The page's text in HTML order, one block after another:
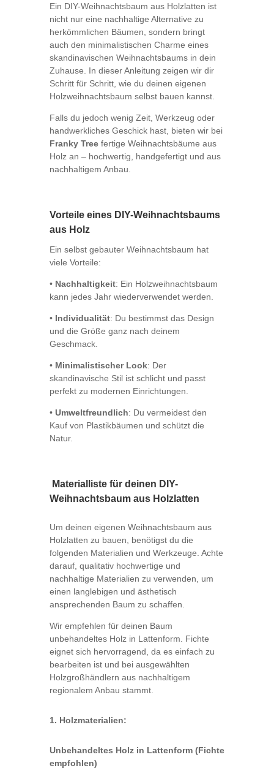
Ein DIY-Weihnachtsbaum aus Holzlatten ist
nicht nur eine nachhaltige Alternative zu
herkömmlichen Bäumen, sondern bringt
auch den minimalistischen Charme eines
skandinavischen Weihnachtsbaums in dein
Zuhause. In dieser Anleitung zeigen wir dir
Schritt für Schritt, wie du deinen eigenen
Holzweihnachtsbaum selbst bauen kannst.
Falls du jedoch wenig Zeit, Werkzeug oder
handwerkliches Geschick hast, bieten wir bei
Franky Treefertige Weihnachtsbäume aus
Holz an – hochwertig, handgefertigt und aus
nachhaltigem Anbau.
Vorteile eines DIY-Weihnachtsbaums
aus Holz
Ein selbst gebauter Weihnachtsbaum hat
viele Vorteile:
• Nachhaltigkeit: Ein Holzweihnachtsbaum
kann jedes Jahr wiederverwendet werden.
• Individualität: Du bestimmst das Design
und die Größe ganz nach deinem
Geschmack.
• Minimalistischer Look: Der
skandinavische Stil ist schlicht und passt
perfekt zu modernen Einrichtungen.
• Umweltfreundlich: Du vermeidest den
Kauf von Plastikbäumen und schützt die
Natur.
Materialliste für deinen DIY-
Weihnachtsbaum aus Holzlatten
Um deinen eigenen Weihnachtsbaum aus
Holzlatten zu bauen, benötigst du die
folgenden Materialien und Werkzeuge. Achte
darauf, qualitativ hochwertige und
nachhaltige Materialien zu verwenden, um
einen langlebigen und ästhetisch
ansprechenden Baum zu schaffen.
Wir empfehlen für deinen Baum
unbehandeltes Holz in Lattenform. Fichte
eignet sich hervorragend, da es einfach zu
bearbeiten ist und bei ausgewählten
Holzgroßhändlern aus nachhaltigem
regionalem Anbau stammt.
1. Holzmaterialien:
Unbehandeltes Holz in Lattenform (Fichte
empfohlen)